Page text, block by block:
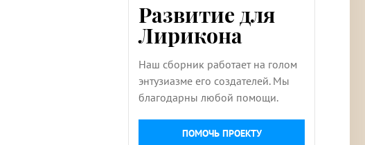
Развитие для
Лирикона
Наш сборник работает на голом
энтузиазме его создателей. Мы
благодарны любой помощи.
ПОМОЧЬ ПРОЕКТУ